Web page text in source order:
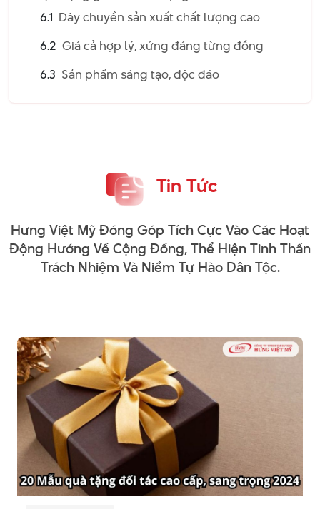
sử dụng móc khóa quà tặng.
với cả nam và nữ.
Móc khóa là món quà phù hợp cho nhiều dịp
khác nhau, từ sinh nhật, lễ tình nhân đến các sự kiện
Móc Khóa Theo Yêu Cầu
Nhanh Tại Hưng Việt Mỹ
Để giúp khách hàng dễ dàng nhận báo giá in móc khóa theo
yêu cầu nhanh chóng và chính xác, Hưng Việt Mỹ cung cấp
nhiều hình thức tư vấn linh hoạt. Chỉ cần cung cấp thông tin
về số lượng, chất liệu, mẫu mã hoặc logo cần in, đội ngũ
nhân viên sẽ hỗ trợ báo giá chi tiết trong thời gian ngắn nhất.
Liên hệ trực tiếp qua Hotline
Khách hàng có thể gọi trực tiếp đến Hotline(028) 62 789 123
6.1 Dây chuyền sản xuất chất lượng cao
6.2 Giá cả hợp lý, xứng đáng từng đồng
6.3 Sản phẩm sáng tạo, độc đáo
Tin Tức
Hưng Việt Mỹ Đóng Góp Tích Cực Vào Các Hoạt
Động Hướng Về Cộng Đồng, Thể Hiện Tinh Thần
Trách Nhiệm Và Niềm Tự Hào Dân Tộc.